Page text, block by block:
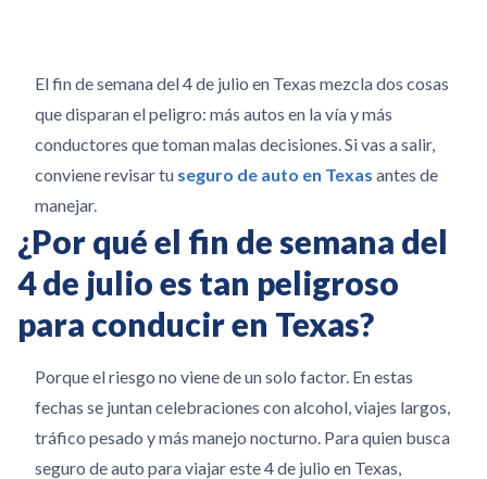
El fin de semana del 4 de julio en Texas mezcla dos cosas
que disparan el peligro: más autos en la vía y más
conductores que toman malas decisiones. Si vas a salir,
conviene revisar tu seguro de auto en Texas antes de
manejar.
¿Por qué el fin de semana del
4 de julio es tan peligroso
para conducir en Texas?
Porque el riesgo no viene de un solo factor. En estas
fechas se juntan celebraciones con alcohol, viajes largos,
tráfico pesado y más manejo nocturno. Para quien busca
seguro de auto para viajar este 4 de julio en Texas,